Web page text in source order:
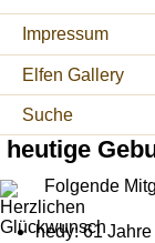
Impressum
Elfen Gallery
Suche
heutige
Folgende
hedy: 61 Jahre